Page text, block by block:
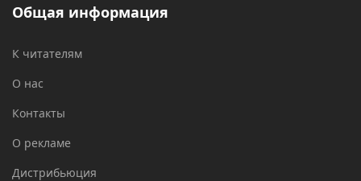
Общая информация
К читателям
О нас
Контакты
О рекламе
Дистрибьюция